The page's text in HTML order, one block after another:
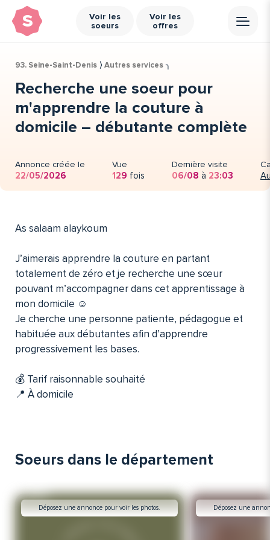
Voir les
soeurs
Voir les
offres
s
93. Seine-Saint-Denis ⟩Autres services ╮
Recherche une soeur pour
m'apprendre la couture à
domicile – débutante complète
Annonce créée le
22/05/2026
Vue
129 fois
Dernière visite
06/08 à 23:03
As salaam alaykoum
J’aimerais apprendre la couture en partant
totalement de zéro et je recherche une sœur
pouvant m’accompagner dans cet apprentissage à
mon domicile ☺️
Je cherche une personne patiente, pédagogue et
habituée aux débutantes afin d’apprendre
progressivement les bases.
💰 Tarif raisonnable souhaité
📍 À domicile
Soeurs dans le département
Déposez une annonce pour voir les photos. Déposez une